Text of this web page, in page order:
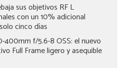
sus objetivos RF L
con un 10% adicional
cinco días
400mm f/5.6-8 OSS: el nuevo
Full Frame ligero y asequible